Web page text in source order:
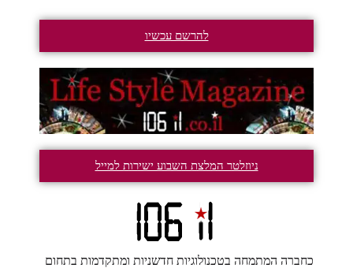
להרשם עכשיו
ניוזלטר המלצת השבוע ישירות למייל
כחברה המתמחה בטכנולוגיות חדשניות ומתקדמות בתחום